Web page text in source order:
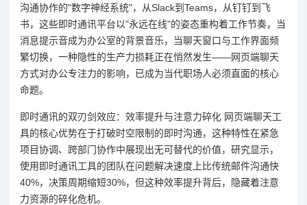
沟通协作的"数字神经系统"，从Slack到Teams，从钉钉到飞
书，这些即时通讯平台以"永远在线"的姿态重构着工作节奏，当
消息提示音成为办公室的背景音乐，当聊天窗口与工作界面频
繁切换，一种隐性的生产力损耗正在悄然发生——网页端聊天
方式对办公专注力的影响，已成为当代职场人必须直面的核心
命题。
即时通讯的双刃剑效应：效率提升与注意力碎化 网页端聊天工
具的核心优势在于打破时空限制的即时沟通，这种特性在紧急
项目协调、跨部门协作中展现出无可替代的价值，研究显示，
使用即时通讯工具的团队在问题解决速度上比传统邮件沟通快
40%，决策周期缩短30%，但这种效率提升背后，隐藏着注意
力资源的碎化危机。